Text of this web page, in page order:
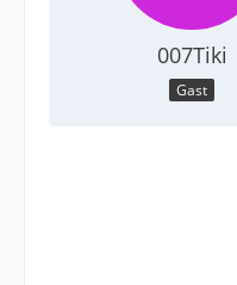
007Tiki
Gast